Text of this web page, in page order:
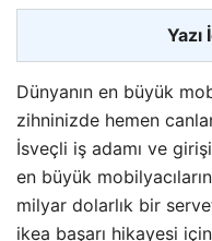
Yazı
Dünyanın en büyük
zihninizde hemen
İsveçli iş adamı ve
en büyük
milyar dolarlık bir
ikea başarı hikayesi